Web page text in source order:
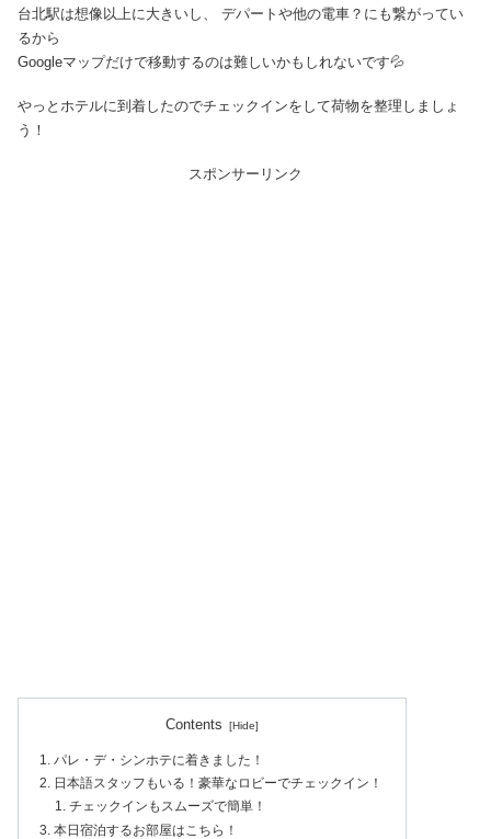
台北駅は想像以上に大きいし、 デパートや他の電車？にも繋がってい
るから
Googleマップだけで移動するのは難しいかもしれないです💦
やっとホテルに到着したのでチェックインをして荷物を整理しましょ
う！
スポンサーリンク
Contents
パレ・デ・シンホテに着きました！
日本語スタッフもいる！豪華なロビーでチェックイン！
チェックインもスムーズで簡単！
本日宿泊するお部屋はこちら！